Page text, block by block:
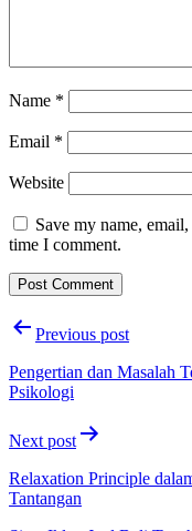
Name *
Email *
Website
Save my name,
time I comment.
PostPrevious post
Pengertian dan Masalah
Psikologi
Next post
Relaxation Principle
Tantangan